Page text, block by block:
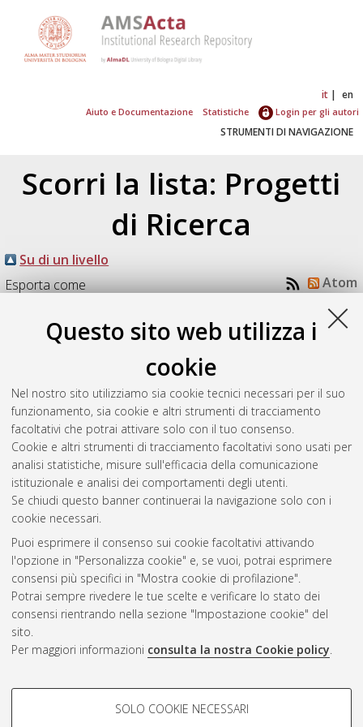
Questo sito web utilizza i
cookie
Nel nostro sito utilizziamo sia cookie tecnici necessari per il suo
funzionamento, sia cookie e altri strumenti di tracciamento
facoltativi che potrai attivare solo con il tuo consenso.
Cookie e altri strumenti di tracciamento facoltativi sono usati per
analisi statistiche, misure sull'efficacia della comunicazione
istituzionale e analisi dei comportamenti degli utenti.
Se chiudi questo banner continuerai la navigazione solo con i
cookie necessari.
Puoi esprimere il consenso sui cookie facoltativi attivando
l'opzione in "Personalizza cookie" e, se vuoi, potrai esprimere
consensi più specifici in "Mostra cookie di profilazione".
Potrai sempre rivedere le tue scelte e verificare lo stato dei
consensi rientrando nella sezione "Impostazione cookie" del
sito.
Per maggiori informazioni consulta la nostra Cookie policy.
COOKIE DI PROFILAZIONE -
SOLO COOKIE NECESSARI
it en
Aiuto e Documentazione Statistiche Login per gli autori
STRUMENTI DI NAVIGAZIONE
Scorri la lista: Progetti
di Ricerca
Su di un livello
Esporta come
Atom
RSS 2.0
Levrini, Olivia;Barelli, Eleonora; Caramaschi, Martina;
Tasquier, Giulia(2022)FEDORA. Excerpts from essays on
students’ future perception. Italy. University of Bologna. DOI
10.6092/unibo/amsacta/6964. [Dataset]
Questa lista e' stata generata ilThu Aug 6 20:34:25 2026
CEST
Atom
Rss
2.0
AMS Acta
ISSN: 2038-7954
re3data.org -
doi.org/10.17616/R3P19R
Servizio implementato e
Impostazioni Cookie